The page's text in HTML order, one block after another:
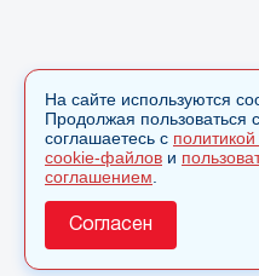
На сайте используются
Продолжая пользоваться
соглашаетесь с
cookie-файлов и
соглашением
Согласен